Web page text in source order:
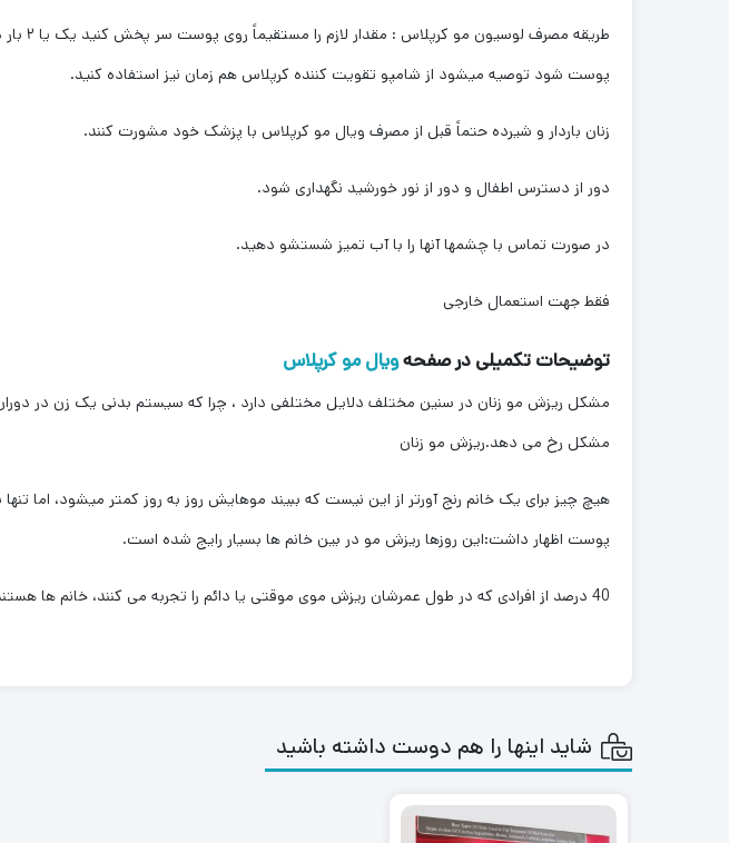
پوست شود توصیه میشود از شامپو تقویت کننده کرپلاس هم زمان نیز استفاده کنید.
زنان باردار و شیرده حتماً قبل از مصرف ویال مو کرپلاس با پزشک خود مشورت کنند.
دور از دسترس اطفال و دور از نور خورشید نگهداری شود.
در صورت تماس با چشمها آنها را با آب تمیز شستشو دهید.
فقط جهت استعمال خارجی
توضیحات تکمیلی در صفحهویال مو کرپلاس
مشکل ریزش مو زنان در سنین مختلف دلایل مختلفی دارد ، چرا که سیستم بدنی یک زن در
مشکل رخ می دهد.ریزش مو زنان
هیچ چیز برای یک خانم رنج آورتر از این نیست که ببیند موهایش روز به روز کمتر میشود، اما
پوست اظهار داشت:این روزها ریزش مو در بین خانم ها بسیار رایج شده است.
40 درصد از افرادی که در طول عمرشان ریزش موی موقتی یا دائم را تجربه می کنند، خانم ها هستند، البته مدل ریزش مو در افراد مختلف متفاوت است.
شاید اینها را هم دوست داشته باشید